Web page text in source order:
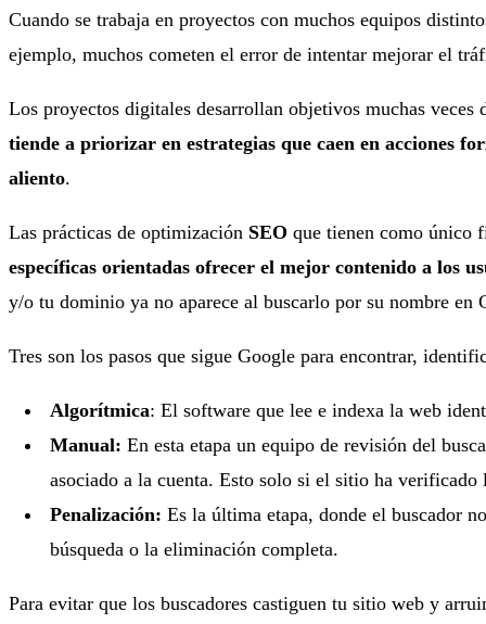
Cuando se trabaja en proyectos con muchos equipos
ejemplo, muchos cometen el error de intentar mejorar el
Los proyectos digitales desarrollan objetivos muchas
tiende a priorizar en estrategias que caen en acciones
aliento.
Las prácticas de optimización SEO que tienen como único
específicas orientadas ofrecer el mejor contenido a los
y/o tu dominio ya no aparece al buscarlo por su nombre en
Tres son los pasos que sigue Google para encontrar,
Algorítmica: El software que lee e indexa la web
Manual: En esta etapa un equipo de revisión del
asociado a la cuenta. Esto solo si el sitio ha verificado
Penalización: Es la última etapa, donde el buscador
búsqueda o la eliminación completa.
Para evitar que los buscadores castiguen tu sitio web y